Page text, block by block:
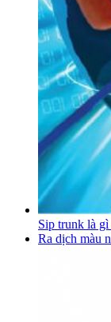
Sip trunk là
Ra dịch màu